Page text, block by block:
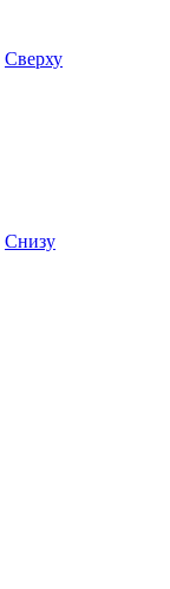
Сверху
Снизу